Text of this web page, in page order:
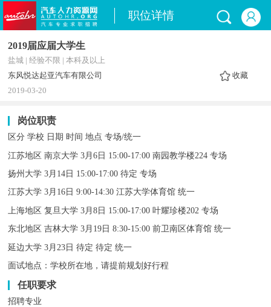
职位详情
2019届应届大学生
盐城 | 经验不限 | 本科及以上
东风悦达起亚汽车有限公司
收藏
2019-03-20
岗位职责
区分 学校 日期 时间 地点 专场/统一
江苏地区 南京大学 3月6日 15:00-17:00 南园教学楼224 专场
扬州大学 3月14日 15:00-17:00 待定 专场
江苏大学 3月16日 9:00-14:30 江苏大学体育馆 统一
上海地区 复旦大学 3月8日 15:00-17:00 叶耀珍楼202 专场
东北地区 吉林大学 3月19日 8:30-15:00 前卫南区体育馆 统一
延边大学 3月23日 待定 待定 统一
面试地点：学校所在地，请提前规划好行程
任职要求
招聘专业